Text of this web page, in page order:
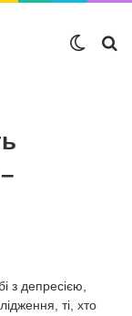
з депресією,
ті, хто